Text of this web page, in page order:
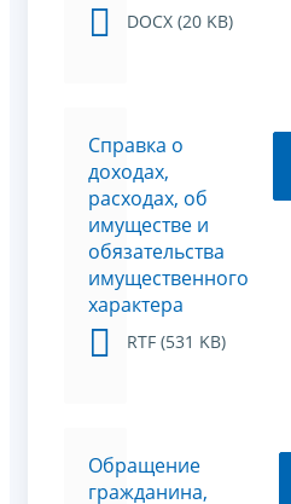
DOCX (20 KB)
Справка о
доходах,
расходах, об
имуществе и
обязательства
имущественного
характера
RTF (531 KB)
Обращение
гражданина,